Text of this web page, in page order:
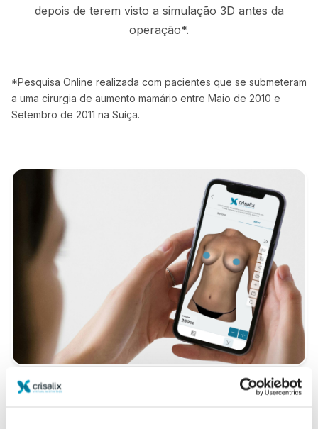
depois de terem visto a simulação 3D antes da
operação*.
*Pesquisa Online realizada com pacientes que se submeteram
a uma cirurgia de aumento mamário entre Maio de 2010 e
Setembro de 2011 na Suíça.